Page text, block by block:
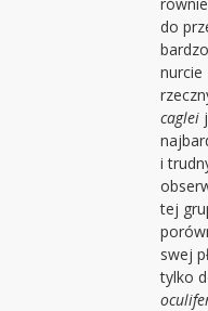
do
nurcie
caglei
i
tej
swej
tylko